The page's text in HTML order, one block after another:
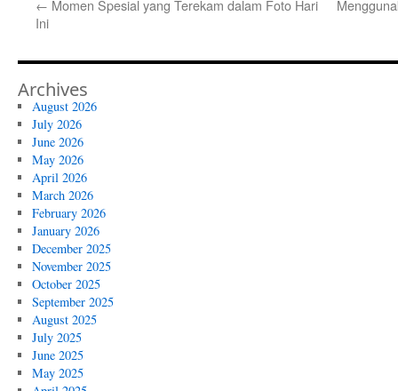
← Momen Spesial yang Terekam dalam Foto Hari
Ini
Archives
August 2026
July 2026
June 2026
May 2026
April 2026
March 2026
February 2026
January 2026
December 2025
November 2025
October 2025
September 2025
August 2025
July 2025
June 2025
May 2025